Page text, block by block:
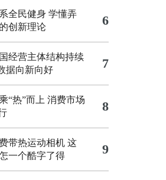
全民健身 学懂弄
创新理论
6
经营主体结构持续
据向新向好 7
“热”而上 消费市场
8
带热运动相机 这
一个酷字了得
9